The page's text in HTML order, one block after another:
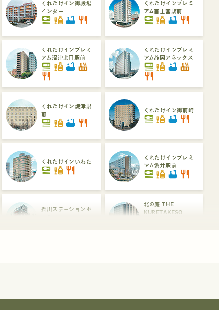
くれたけイン御殿場
インター
set_meal liquor bathtub restaurant
くれたけインプレミ
アム富士宮駅前
set_meal liquor bathtub restaurant
くれたけインプレミ
アム沼津北口駅前
set_meal liquor bathtub hot_tub
restaurant
くれたけインプレミ
アム静岡アネックス
set_meal liquor bathtub hot_tub
restaurant
くれたけイン焼津駅
前
set_meal liquor bathtub restaurant
くれたけイン御前崎
set_meal liquor bathtub restaurant
くれたけインいわた
set_meal liquor restaurant
くれたけインプレミ
アム袋井駅前
set_meal liquor bathtub restaurant
掛川ステーションホ
北の庭 THE
KURETAKESO